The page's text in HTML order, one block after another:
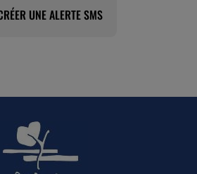
UNE ALERTE SMS